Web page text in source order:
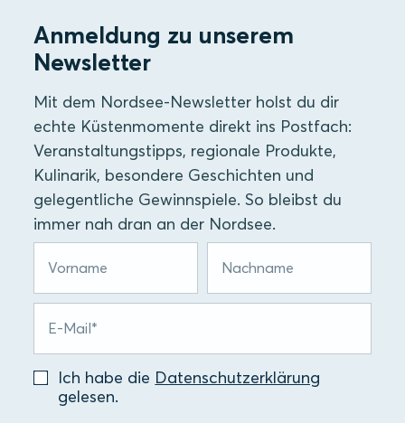
Anmeldung zu unserem
Newsletter
Mit dem Nordsee-Newsletter holst du dir
echte Küstenmomente direkt ins Postfach:
Veranstaltungstipps, regionale Produkte,
Kulinarik, besondere Geschichten und
gelegentliche Gewinnspiele. So bleibst du
immer nah dran an der Nordsee.
Ich habe die Datenschutzerklärung
gelesen.